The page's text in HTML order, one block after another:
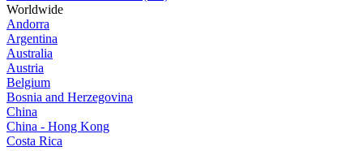
Worldwide
Andorra
Argentina
Australia
Austria
Belgium
Bosnia and Herzegovina
China
China - Hong Kong
Costa Rica